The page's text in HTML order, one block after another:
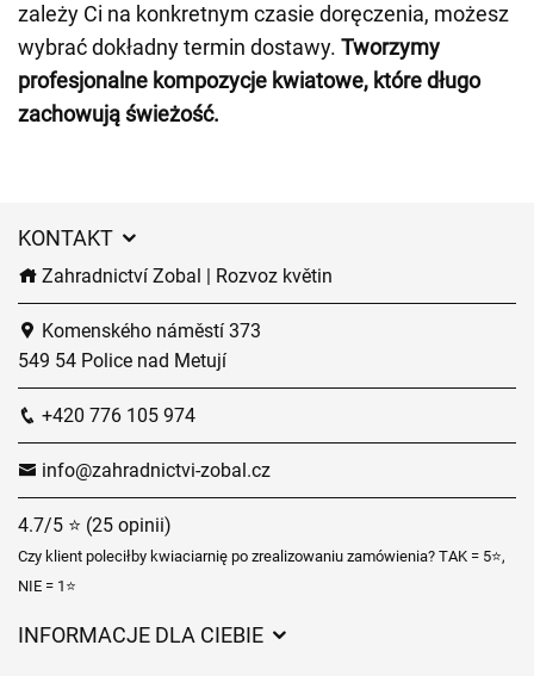
zależy Ci na konkretnym czasie doręczenia, możesz
wybrać dokładny termin dostawy. Tworzymy
profesjonalne kompozycje kwiatowe, które długo
zachowują świeżość.
KONTAKT
Zahradnictví Zobal | Rozvoz květin
Komenského náměstí 373
549 54 Police nad Metují
+420 776 105 974
info@zahradnictvi-zobal.cz
4.7/5 ⭐ (25 opinii)
Czy klient poleciłby kwiaciarnię po zrealizowaniu zamówienia? TAK = 5⭐,
NIE = 1⭐
INFORMACJE DLA CIEBIE